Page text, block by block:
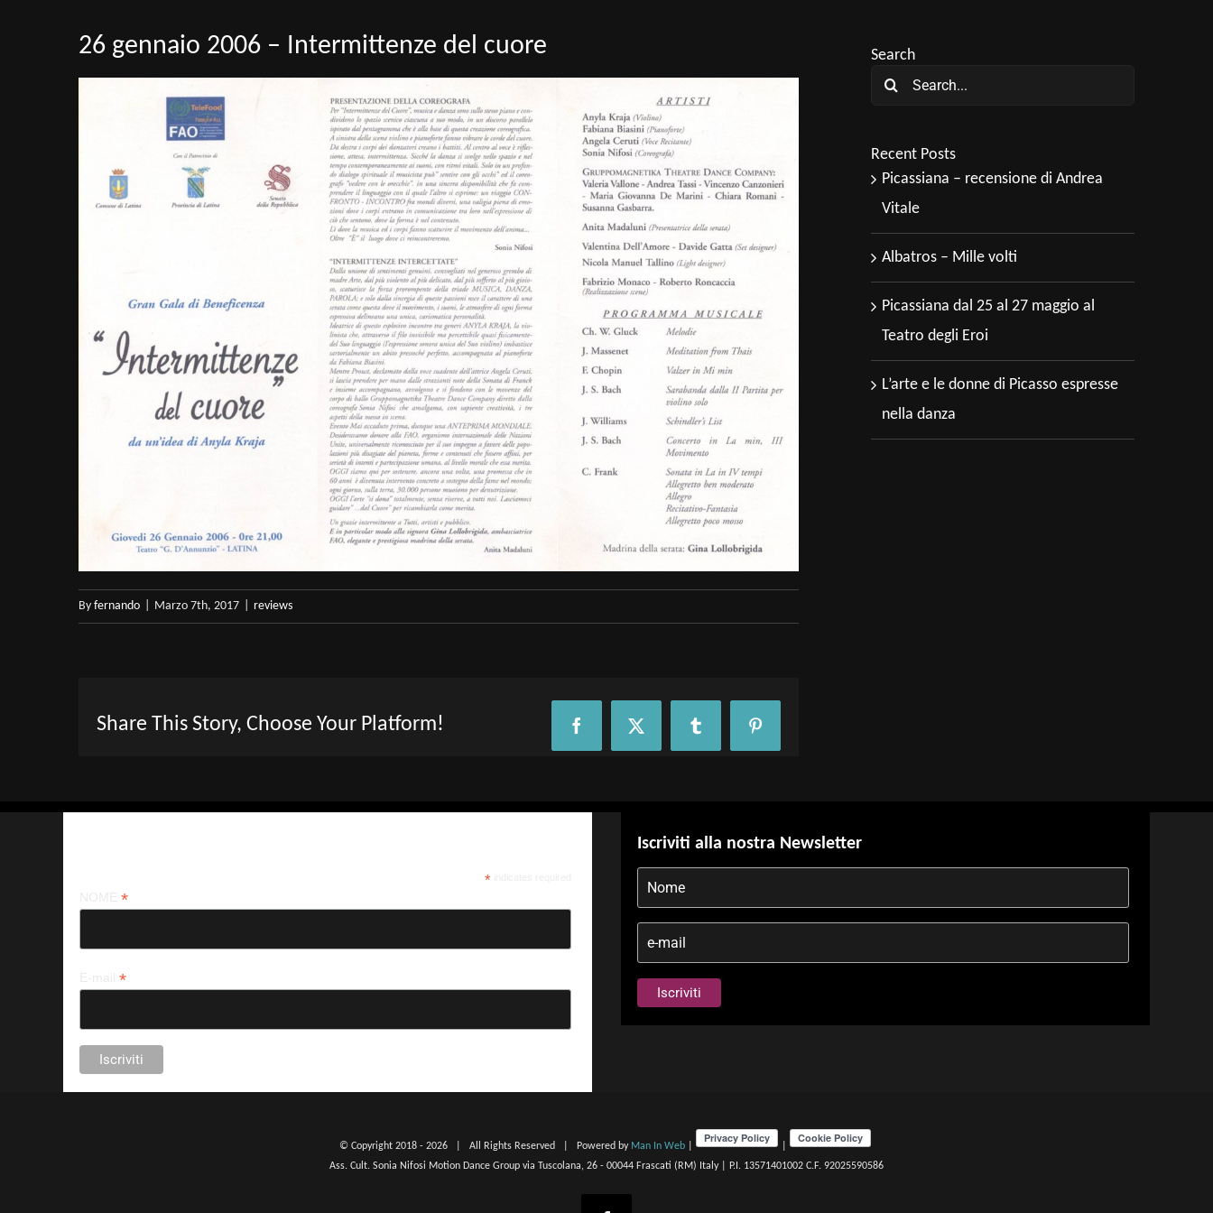
26 gennaio 2006 – Intermittenze del cuore
By fernando Marzo 7th, 2017 reviews
Share This Story, Choose Your Platform! FacebookX Tumblr Pinterest
Search
Search
Recent Posts
Picassiana – recensione di Andrea
Vitale
Albatros – Mille volti
Picassiana dal 25 al 27 maggio al
Teatro degli Eroi
L’arte e le donne di Picasso espresse
nella danza
*
*
*
Iscriviti alla nostra Newsletter
© Copyright 2018 - 2026 | All Rights Reserved | Powered by Man In Web|
Ass. Cult. Sonia Nifosi Motion Dance Group via Tuscolana, 26 - 00044 Frascati (RM) Italy | P.I. 13571401002 C.F. 92025590586